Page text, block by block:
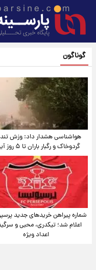
گوناگون
هواشناسی هشدار داد: وزش
گردوخاک و رگبار باران تا ۵ روز آینده
شماره پیراهن خریدهای جدید
اعلام شد؛ تیکدری، محبی و
اعداد ویژه